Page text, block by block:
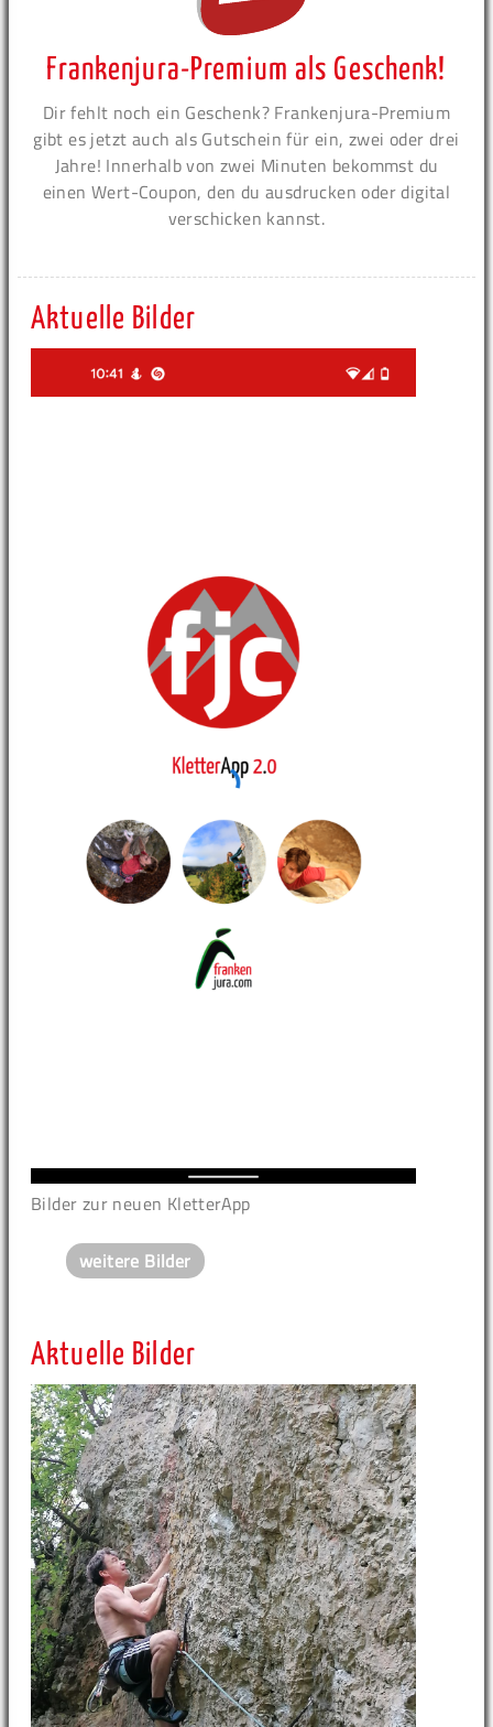
Frankenjura-Premium als Geschenk!
Dir fehlt noch ein Geschenk? Frankenjura-Premium
gibt es jetzt auch als Gutschein für ein, zwei oder drei
Jahre! Innerhalb von zwei Minuten bekommst du
einen Wert-Coupon, den du ausdrucken oder digital
verschicken kannst.
Aktuelle Bilder
Bilder zur neuen KletterApp
weitere Bilder
Aktuelle Bilder